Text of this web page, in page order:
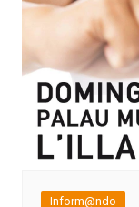
Inform@ndo